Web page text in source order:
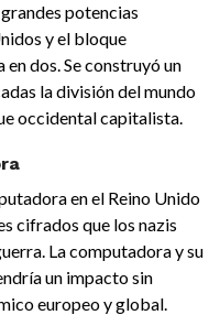
potencias
y el bloque
dos. Se construyó un
la división del mundo
occidental capitalista.
en el Reino Unido
cifrados que los nazis
La computadora y su
un impacto sin
europeo y global.